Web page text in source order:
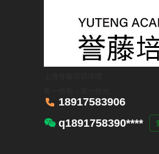
 18917583906
 q1891758390****